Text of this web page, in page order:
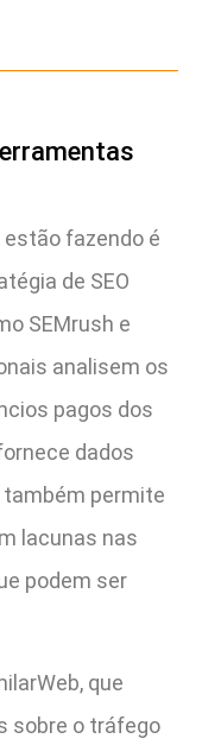
fazendo é
de SEO
SEMrush e
analisem os
pagos dos
dados
permite
lacunas nas
podem ser
que
sobre o tráfego